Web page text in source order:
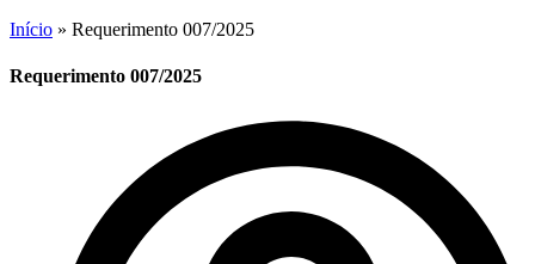
Início » Requerimento 007/2025
Requerimento 007/2025